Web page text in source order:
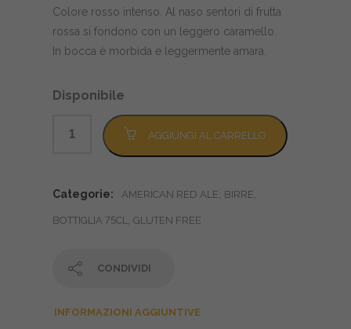
Colore rosso intenso. Al naso sentori di frutta
rossa si fondono con un leggero caramello.
In bocca è morbida e leggermente amara.
Disponibile
AGGIUNGI AL CARRELLO
Alternative:
Categorie: AMERICAN RED ALE BIRRE
BOTTIGLIA 75CL GLUTEN FREE
CONDIVIDI
INFORMAZIONI AGGIUNTIVE